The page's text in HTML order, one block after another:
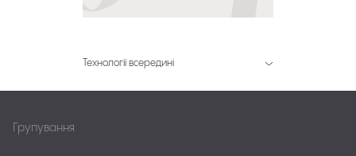
Технології всередині
Групування